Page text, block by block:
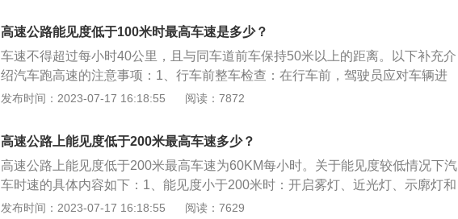
占主流的环境里，中速是普速或常速。上高速前的注意事项：要注意查询天气和
道路情况，对车辆进行安全检查，提前研究好行车路线，随车携带好车辆故障警
告牌和配备灭火器，事先确定好行车和休息的计划等。《中华人民共和国道路交
件许可的情况下，必须靠右让路，并开右转向灯，不准故意不让或加速行驶。机
单行路、弯路、窄路、桥梁、陡坡、隧道和交通繁华路段，不准倒车。
是高速道路驾车都应该系安全带，高速驾驶时后排乘客也需要系安全带。3、按
规定车道行驶：高速路上车道都有明确标示，有大型车、小型车等专用的车道，
超车时一旦占用某个车道，当超车完成后要及时地回到自己相应的道上，不要长
时间的占着其它车道。
高速公路能见度低于100米时最高车速是多少？
车速不得超过每小时40公里，且与同车道前车保持50米以上的距离。以下补充介
绍汽车跑高速的注意事项：1、行车前整车检查：在行车前，驾驶员应对车辆进
行全面检查，其中注重点是各种油液、轮胎、制动系统等，油液缺乏，补充到合
处于最佳位置时，能够让驾驶员更好地观察车旁和车后情况，注意左右两侧后视
镜的调整方式略有差异。3、调整座椅：合适的坐姿能够让驾驶员在长途高速行
驶中缓解疲劳，并且不会因为坐姿而影响处理突发情况。4、检查随车工具：随
车工具可能在日常驾车中几乎用不到，但是遇到突发情况，这些工具能够起到很
大作用。5、注意高速入口：进入高速公路入口，在匝道有着非常严格的要求，
发布时间：2023-07-17 16:18:55 阅读：7872
高速公路上能见度低于200米最高车速多少？
高速公路上能见度低于200米最高车速为60KM每小时。关于能见度较低情况下汽
车时速的具体内容如下：1、能见度小于200米时：开启雾灯、近光灯、示廓灯和
前后位灯，车速不得超过每小时60公里，与同车道前车保持100米以上的距离。
发布时间：2023-07-17 16:18:55 阅读：7629